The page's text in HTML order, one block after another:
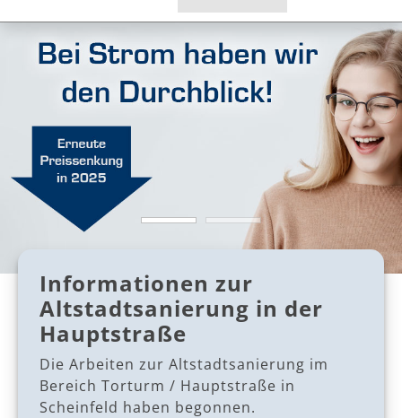
Informationen zur
Altstadtsanierung in der
Hauptstraße
Die Arbeiten zur Altstadtsanierung im
Bereich Torturm / Hauptstraße in
Scheinfeld haben begonnen.